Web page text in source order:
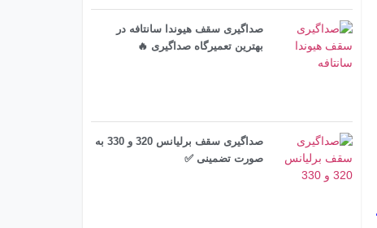
صداگیری سقف هیوندا سانتافه در
بهترین تعمیرگاه صداگیری 🔥
صداگیری سقف برلیانس 320 و 330 به
صورت تضمینی ✅